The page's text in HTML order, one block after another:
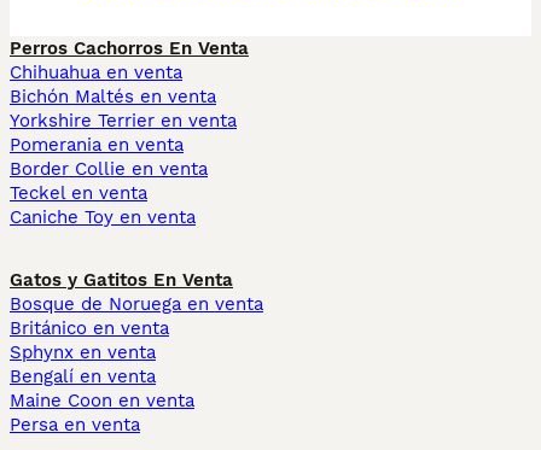
Perros Cachorros En Venta
Chihuahua en venta
Bichón Maltés en venta
Yorkshire Terrier en venta
Pomerania en venta
Border Collie en venta
Teckel en venta
Caniche Toy en venta
Gatos y Gatitos En Venta
Bosque de Noruega en venta
Británico en venta
Sphynx en venta
Bengalí en venta
Maine Coon en venta
Persa en venta